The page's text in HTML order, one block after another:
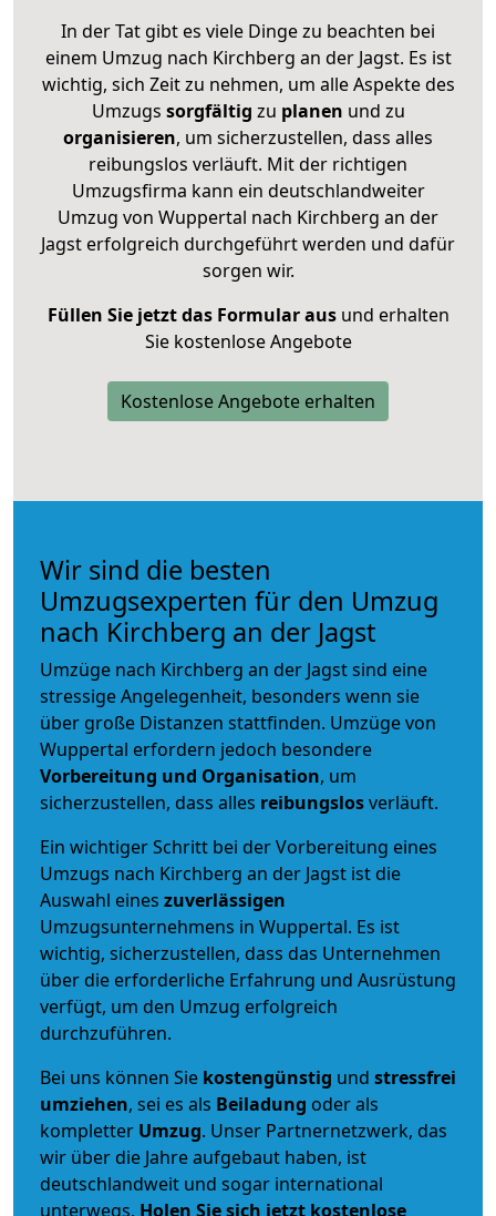
In der Tat gibt es viele Dinge zu beachten bei
einem Umzug nach Kirchberg an der Jagst. Es ist
wichtig, sich Zeit zu nehmen, um alle Aspekte des
Umzugs sorgfältig zu planen und zu
organisieren, um sicherzustellen, dass alles
reibungslos verläuft. Mit der richtigen
Umzugsfirma kann ein deutschlandweiter
Umzug von Wuppertal nach Kirchberg an der
Jagst erfolgreich durchgeführt werden und dafür
sorgen wir.
Füllen Sie jetzt das Formular ausund erhalten
Sie kostenlose Angebote
Kostenlose Angebote erhalten
Wir sind die besten
Umzugsexperten für den Umzug
nach Kirchberg an der Jagst
Umzüge nach Kirchberg an der Jagst sind eine
stressige Angelegenheit, besonders wenn sie
über große Distanzen stattfinden. Umzüge von
Wuppertal erfordern jedoch besondere
Vorbereitung und Organisation, um
sicherzustellen, dass alles reibungslosverläuft.
Ein wichtiger Schritt bei der Vorbereitung eines
Umzugs nach Kirchberg an der Jagst ist die
Auswahl eines zuverlässigen
Umzugsunternehmens in Wuppertal. Es ist
wichtig, sicherzustellen, dass das Unternehmen
über die erforderliche Erfahrung und Ausrüstung
verfügt, um den Umzug erfolgreich
durchzuführen.
Bei uns können Sie kostengünstig und stressfrei
umziehen, sei es als Beiladung oder als
kompletter Umzug. Unser Partnernetzwerk, das
wir über die Jahre aufgebaut haben, ist
deutschlandweit und sogar international
unterwegs. Holen Sie sich jetzt kostenlose